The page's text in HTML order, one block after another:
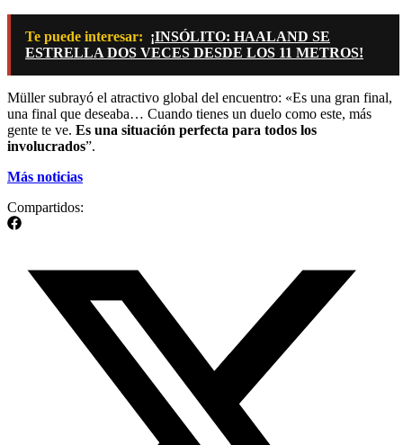
Te puede interesar: ¡INSÓLITO: HAALAND SE
ESTRELLA DOS VECES DESDE LOS 11 METROS!
Müller subrayó el atractivo global del encuentro: «Es una gran final,
una final que deseaba… Cuando tienes un duelo como este, más
gente te ve. Es una situación perfecta para todos los
involucrados”.
Más noticias
Compartidos: